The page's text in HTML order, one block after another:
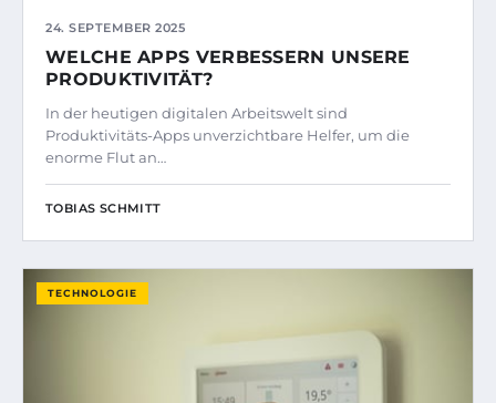
24. SEPTEMBER 2025
WELCHE APPS VERBESSERN UNSERE
PRODUKTIVITÄT?
In der heutigen digitalen Arbeitswelt sind
Produktivitäts-Apps unverzichtbare Helfer, um die
enorme Flut an…
TOBIAS SCHMITT
TECHNOLOGIE